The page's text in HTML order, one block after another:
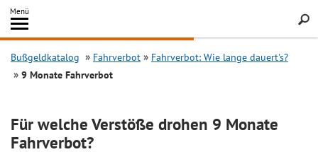
Inhalt
springen
Menü
Search
Bußgeldkatalog Fahrverbot
Fahrverbot: Wie lange dauert's?
9 Monate Fahrverbot
Für welche Verstöße drohen 9 Monate
Fahrverbot?